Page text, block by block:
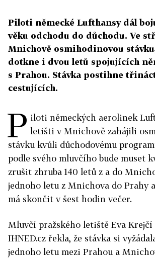
Piloti německé Lufthansy dál
věku odchodu do důchodu. Ve
Mnichově osmihodinovou
dotkne i dvou letů spojujících
s Prahou. Stávka postihne
cestujících.
P iloti německých aerolinek
letišti v Mnichově zahájili
stávku kvůli důchodovému
podle svého mluvčího bude muset
zrušit zhruba 140 letů z a do
jednoho letu z Mnichova do Prahy
má skončit v šest hodin večer.
Mluvčí pražského letiště Eva Krejčí
IHNED.cz řekla, že stávka si
jednoho letu mezi Prahou a